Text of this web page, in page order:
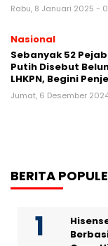
Rabu, 8 Januari 2025 -
Nasional
Sebanyak 52
Putih Disebut
LHKPN, Begini
Jumat, 6 Desember
BERITA